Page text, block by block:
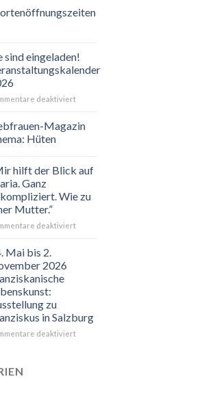
sind eingeladen!
deaktiviertfür
sind
Magazin
Hüten
hilft der Blick auf
Ganz
Wie zu
Mutter.”
deaktiviertfür
unkompliziert.
Mai bis 2.
2026
zu
in Salzburg
deaktiviertfür